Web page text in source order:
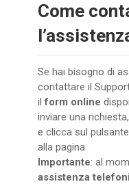
Come
Se hai bisogno di
contattare il
ilform online
inviare una
e clicca sul pulsante
alla pagina.
Importante: al
assistenza